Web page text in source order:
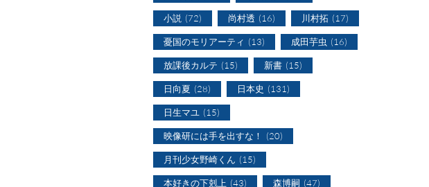
小説 (72) 尚村透 (16) 川村拓 (17)
憂国のモリアーティ (13) 成田芋虫 (16)
放課後カルテ (15) 新書 (15)
日向夏 (28) 日本史 (131)
日生マユ (15)
映像研には手を出すな！ (20)
月刊少女野崎くん (15)
本好きの下剋上 (43) 森博嗣 (47)